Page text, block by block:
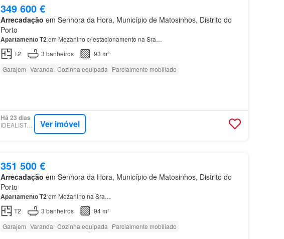
349 600 €
Arrecadação em Senhora da Hora, Município de Matosinhos, Distrito do
Porto
ApartamentoT2em Mezanino c/ estacionamento na Sra…
T2
3 banheiros
93 m²
Garajem Varanda Cozinha equipada Parcialmente mobiliado
Há 23 dias
IDEALISTA.PT Ver imóvel
351 500 €
Arrecadação em Senhora da Hora, Município de Matosinhos, Distrito do
Porto
ApartamentoT2em Mezanino na Sra…
T2
3 banheiros
94 m²
Garajem Varanda Cozinha equipada Parcialmente mobiliado